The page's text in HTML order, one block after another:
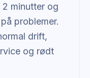
minutter og
problemer.
drift,
og rødt